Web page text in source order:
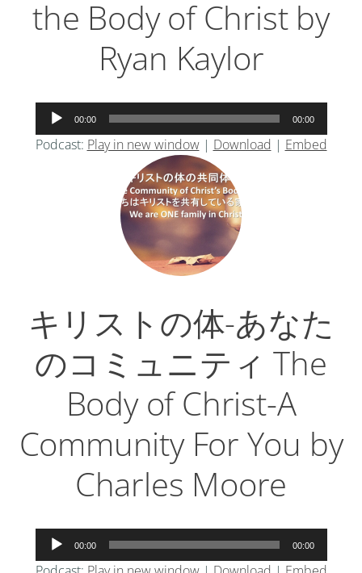
the Body of Christ by
Ryan Kaylor
声
プ
00:00 00:00
Podcast: Play in new window| Download | Embed
キリストの体-あなた
のコミュニティ The
Body of Christ-A
Community For You by
Charles Moore
声
00:00 00:00